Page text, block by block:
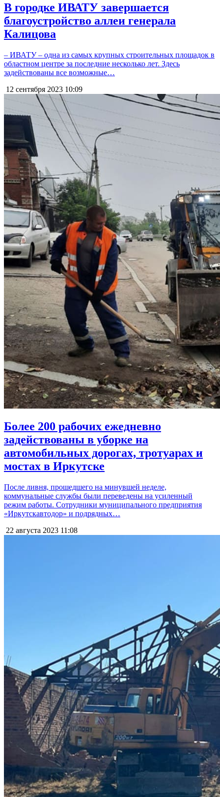
В городке ИВАТУ завершается
благоустройство аллеи генерала
Калицова
– ИВАТУ – одна из самых крупных строительных площадок в
областном центре за последние несколько лет. Здесь
задействованы все возможные…
12 сентября 2023 10:09
Более 200 рабочих ежедневно
задействованы в уборке на
автомобильных дорогах, тротуарах и
мостах в Иркутске
После ливня, прошедшего на минувшей неделе,
коммунальные службы были переведены на усиленный
режим работы. Сотрудники муниципального предприятия
«Иркутскавтодор» и подрядных…
22 августа 2023 11:08